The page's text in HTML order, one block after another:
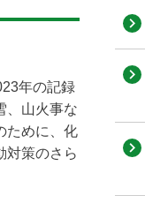
年の記録
、山火事な
ために、化
対策のさら